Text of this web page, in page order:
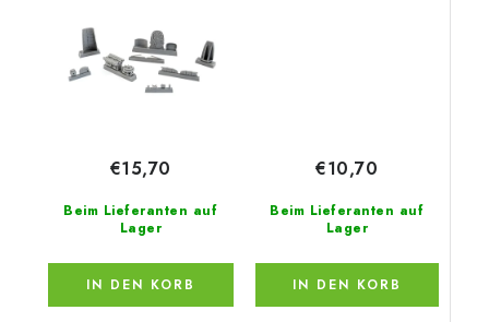
Beim Lieferanten auf
Lager
€15,70
IN DEN KORB
Beim Lieferanten auf
Lager
€10,70
IN DEN KORB